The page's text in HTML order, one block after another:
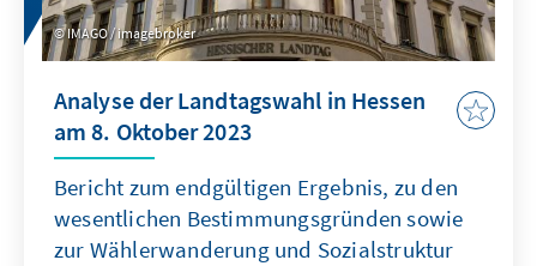
IMAGO / imagebroker
Analyse der Landtagswahl in Hessen
am 8. Oktober 2023
Bericht zum endgültigen Ergebnis, zu den
wesentlichen Bestimmungsgründen sowie
zur Wählerwanderung und Sozialstruktur